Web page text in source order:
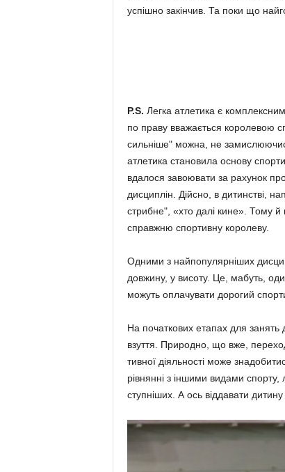
успішно закінчив. Та поки що
P.S. Легка атлетика є
по праву вважається королевою
сильніше" можна, не
атлетика становила основу
вдалося завоювати за рахунок
дисциплін. Дійсно, в ди­тинстві,
стрибне", «хто далі кине». Тому
справж­ню спортивну королеву.
Одними з найпопулярніших
довжину, у висоту. Це, мабуть,
можуть оплачувати дорогий
На початкових етапах для занять
взуття. Природно, що вже,
тивної діяльності може
рівнянні з іншими видами
ступ­ніших. А ось віддавати